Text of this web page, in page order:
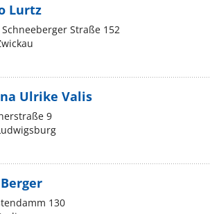
Lurtz
Straße 152
Ulrike Valis
9
130